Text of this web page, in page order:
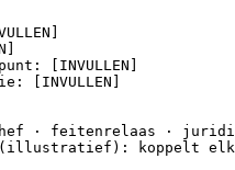
[INVULLEN]
[INVULLEN]
· feitenrelaas ·
(illustratief): koppelt